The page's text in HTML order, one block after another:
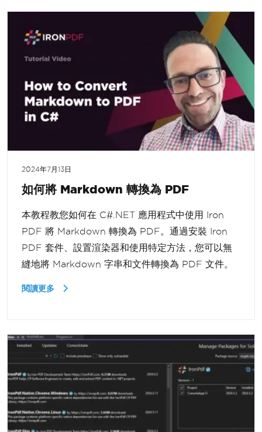
2024年7月13日
如何將 Markdown 轉換為 PDF
本教程教您如何在 C#.NET 應用程式中使用 Iron
PDF 將 Markdown 轉換為 PDF。通過安裝 Iron
PDF 套件、設置渲染器和使用特定方法，您可以無
縫地將 Markdown 字串和文件轉換為 PDF 文件。
閱讀更多